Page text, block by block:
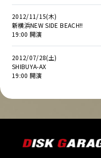
2012/11/15(木)
新横浜NEW SIDE BEACH!!
19:00 開演
2012/07/28(土)
SHIBUYA-AX
19:00 開演